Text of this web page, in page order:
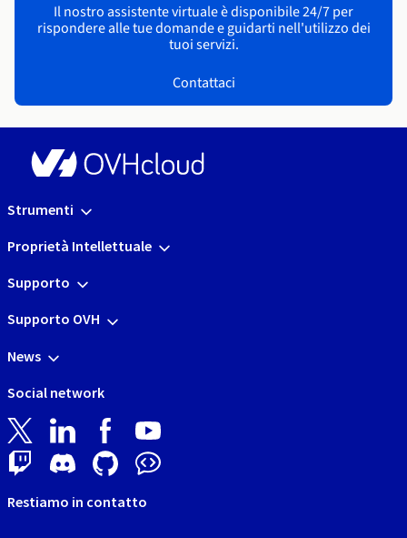
Il nostro assistente virtuale è disponibile 24/7 per
rispondere alle tue domande e guidarti nell'utilizzo dei
tuoi servizi.
Contattaci
Strumenti
Proprietà Intellettuale
Supporto
Supporto OVH
News
Social network
Restiamo in contatto